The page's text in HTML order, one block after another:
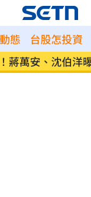
態 台股怎投資
蔣萬安、沈伯洋